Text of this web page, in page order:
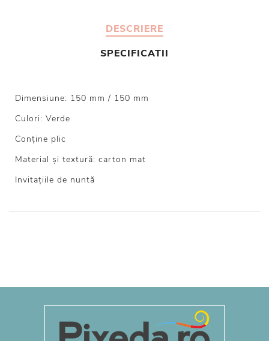
DESCRIERE
SPECIFICATII
Dimensiune: 150 mm / 150 mm
Culori: Verde
Conține plic
Material și textură: carton mat
Invitațiile de nuntă